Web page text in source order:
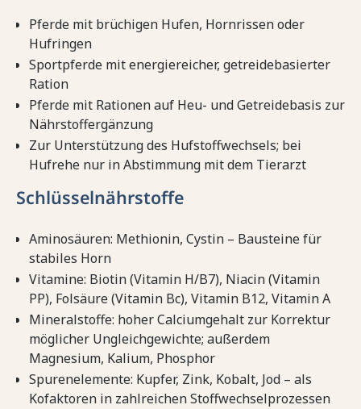
Pferde mit brüchigen Hufen, Hornrissen oder
Hufringen
Sportpferde mit energiereicher, getreidebasierter
Ration
Pferde mit Rationen auf Heu- und Getreidebasis zur
Nährstoffergänzung
Zur Unterstützung des Hufstoffwechsels; bei
Hufrehe nur in Abstimmung mit dem Tierarzt
Schlüsselnährstoffe
Aminosäuren: Methionin, Cystin – Bausteine für
stabiles Horn
Vitamine: Biotin (Vitamin H/B7), Niacin (Vitamin
PP), Folsäure (Vitamin Bc), Vitamin B12, Vitamin A
Mineralstoffe: hoher Calciumgehalt zur Korrektur
möglicher Ungleichgewichte; außerdem
Magnesium, Kalium, Phosphor
Spurenelemente: Kupfer, Zink, Kobalt, Jod – als
Kofaktoren in zahlreichen Stoffwechselprozessen